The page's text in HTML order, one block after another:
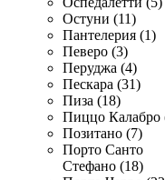
Остуни (11)
Пантелерия (1)
Певеро (3)
Перуджа (4)
Пескара (31)
Пиза (18)
Пиццо Калабро
Позитано (7)
Порто Санто
Стефано (18)